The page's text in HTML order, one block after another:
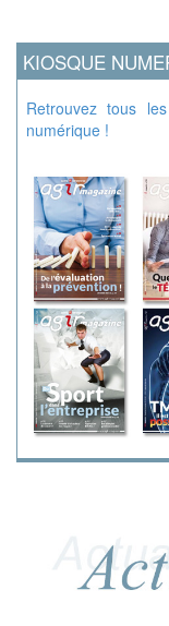
KIOSQUE
Retrouvez tous
numérique !